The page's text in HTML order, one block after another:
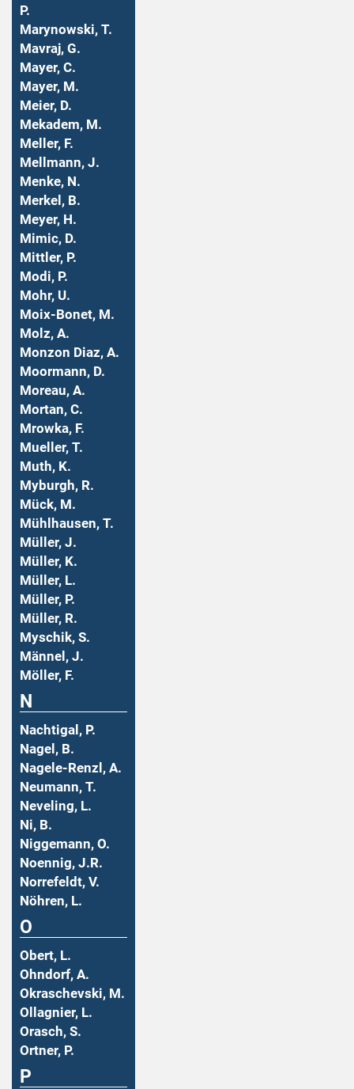
P.
Marynowski, T.
Mavraj, G.
Mayer, C.
Mayer, M.
Meier, D.
Mekadem, M.
Meller, F.
Mellmann, J.
Menke, N.
Merkel, B.
Meyer, H.
Mimic, D.
Mittler, P.
Modi, P.
Mohr, U.
Moix-Bonet, M.
Molz, A.
Monzon Diaz, A.
Moormann, D.
Moreau, A.
Mortan, C.
Mrowka, F.
Mueller, T.
Muth, K.
Myburgh, R.
Mück, M.
Mühlhausen, T.
Müller, J.
Müller, K.
Müller, L.
Müller, P.
Müller, R.
Myschik, S.
Männel, J.
Möller, F.
N
Nachtigal, P.
Nagel, B.
Nagele-Renzl, A.
Neumann, T.
Neveling, L.
Ni, B.
Niggemann, O.
Noennig, J.R.
Norrefeldt, V.
Nöhren, L.
O
Obert, L.
Ohndorf, A.
Okraschevski, M.
Ollagnier, L.
Orasch, S.
Ortner, P.
P